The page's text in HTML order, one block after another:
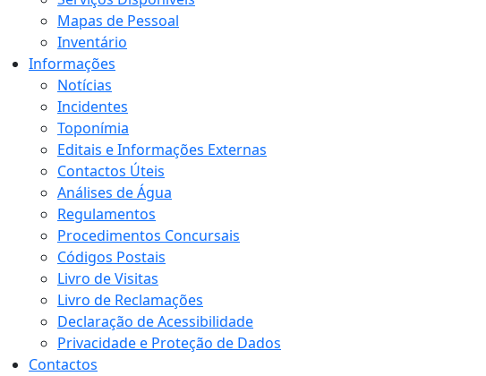
Mapas de Pessoal
Inventário
Informações
Notícias
Incidentes
Toponímia
Editais e Informações Externas
Contactos Úteis
Análises de Água
Regulamentos
Procedimentos Concursais
Códigos Postais
Livro de Visitas
Livro de Reclamações
Declaração de Acessibilidade
Privacidade e Proteção de Dados
Contactos